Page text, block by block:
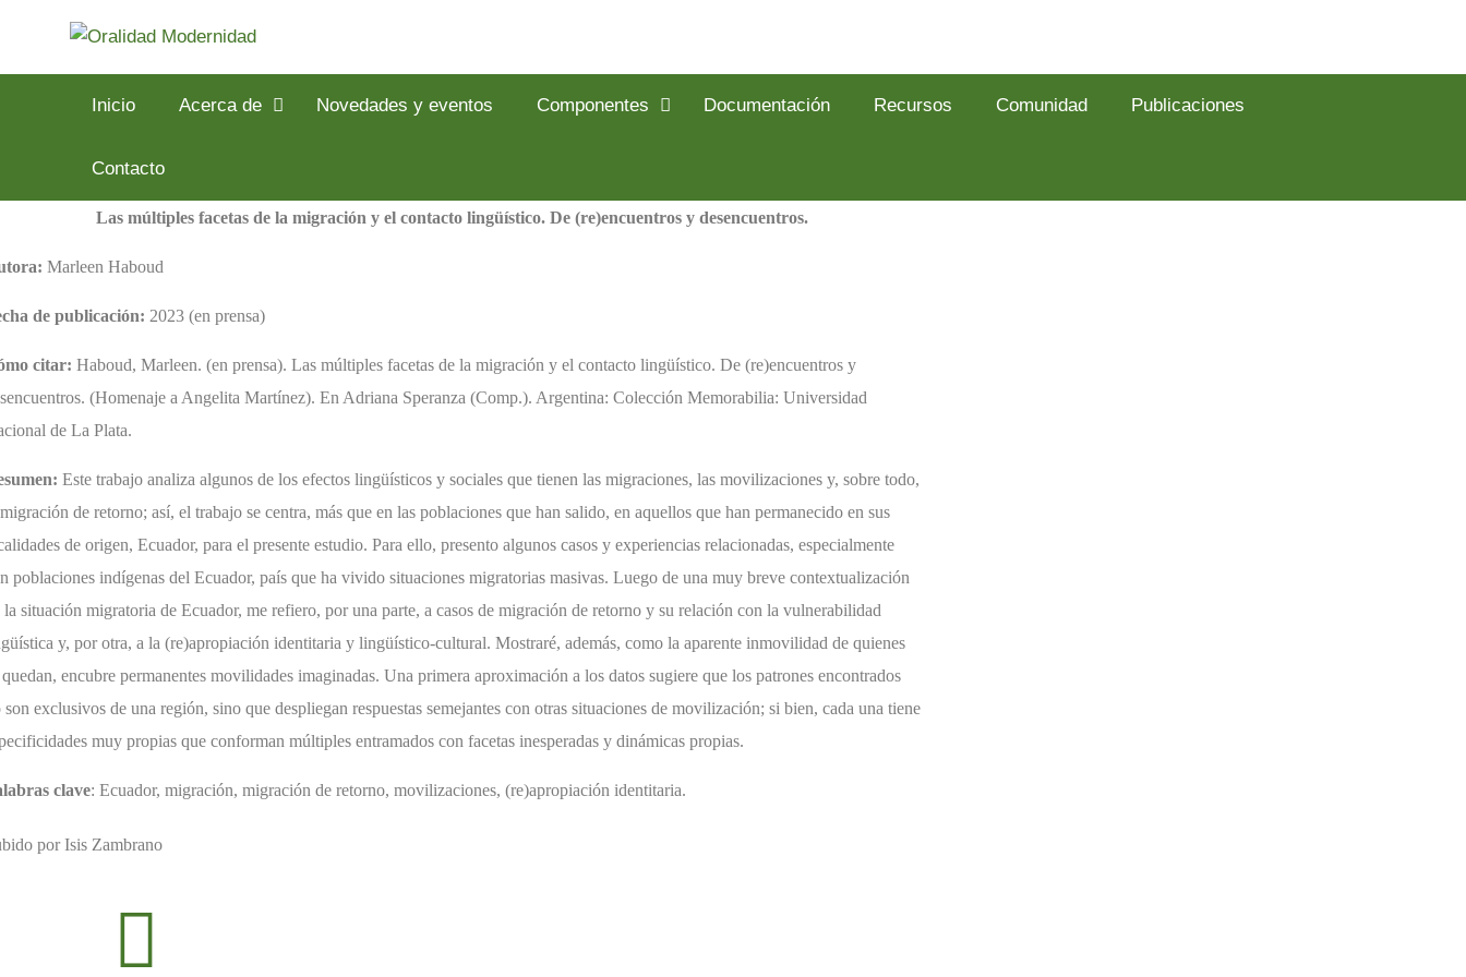
Inicio Acerca de Novedades y eventos Componentes Documentación Recursos Comunidad Publicaciones
Contacto
Las múltiples facetas de la migración y el contacto lingüístico. De (re)encuentros y desencuentros.
Marleen Haboud
de publicación: 2023 (en prensa)
citar: Haboud, Marleen. (en prensa). Las múltiples facetas de la migración y el contacto lingüístico. De (re)encuentros y
(Homenaje a Angelita Martínez). En Adriana Speranza (Comp.). Argentina: Colección Memorabilia: Universidad
de La Plata.
Este trabajo analiza algunos de los efectos lingüísticos y sociales que tienen las migraciones, las movilizaciones y, sobre todo,
de retorno; así, el trabajo se centra, más que en las poblaciones que han salido, en aquellos que han permanecido en sus
de origen, Ecuador, para el presente estudio. Para ello, presento algunos casos y experiencias relacionadas, especialmente
poblaciones indígenas del Ecuador, país que ha vivido situaciones migratorias masivas. Luego de una muy breve contextualización
la situación migratoria de Ecuador, me refiero, por una parte, a casos de migración de retorno y su relación con la vulnerabilidad
y, por otra, a la (re)apropiación identitaria y lingüístico-cultural. Mostraré, además, como la aparente inmovilidad de quienes
quedan, encubre permanentes movilidades imaginadas. Una primera aproximación a los datos sugiere que los patrones encontrados
son exclusivos de una región, sino que despliegan respuestas semejantes con otras situaciones de movilización; si bien, cada una tiene
muy propias que conforman múltiples entramados con facetas inesperadas y dinámicas propias.
clave: Ecuador, migración, migración de retorno, movilizaciones, (re)apropiación identitaria.
por Isis Zambrano